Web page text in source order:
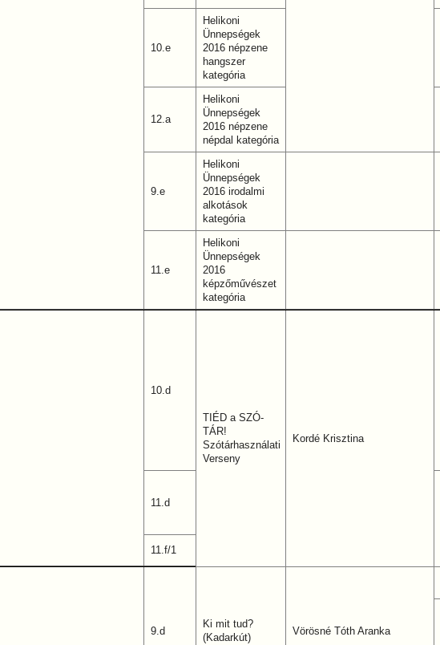
10.e
Helikoni
Ünnepségek
2016 népzene
hangszer
kategória
12.a
Helikoni
Ünnepségek
2016 népzene
népdal kategória
9.e
Helikoni
Ünnepségek
2016 irodalmi
alkotások
kategória
11.e
Helikoni
Ünnepségek
2016
képzőművészet
kategória
10.d
TIÉD a SZÓ-
TÁR!
Szótárhasználati
Verseny
Kordé Krisztina
11.d
11.f/1
9.d
Ki mit tud?
(Kadarkút)
Vörösné Tóth Aranka